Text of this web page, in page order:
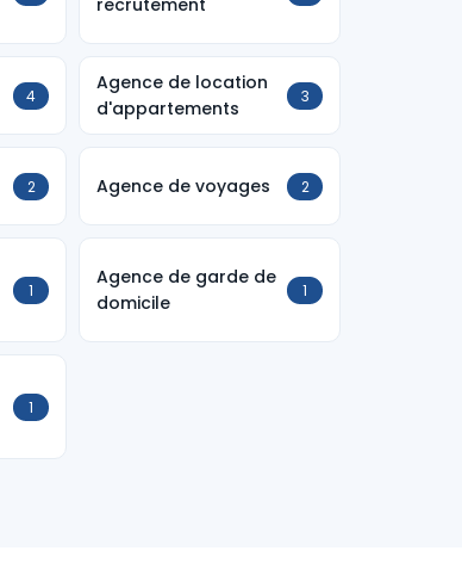
recrutement
4
Agence de location
d'appartements
3
2 Agence de voyages 2
1
Agence de garde de
domicile
1
1